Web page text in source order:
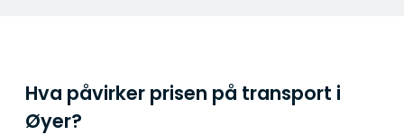
Hva påvirker prisen på transport i
Øyer?